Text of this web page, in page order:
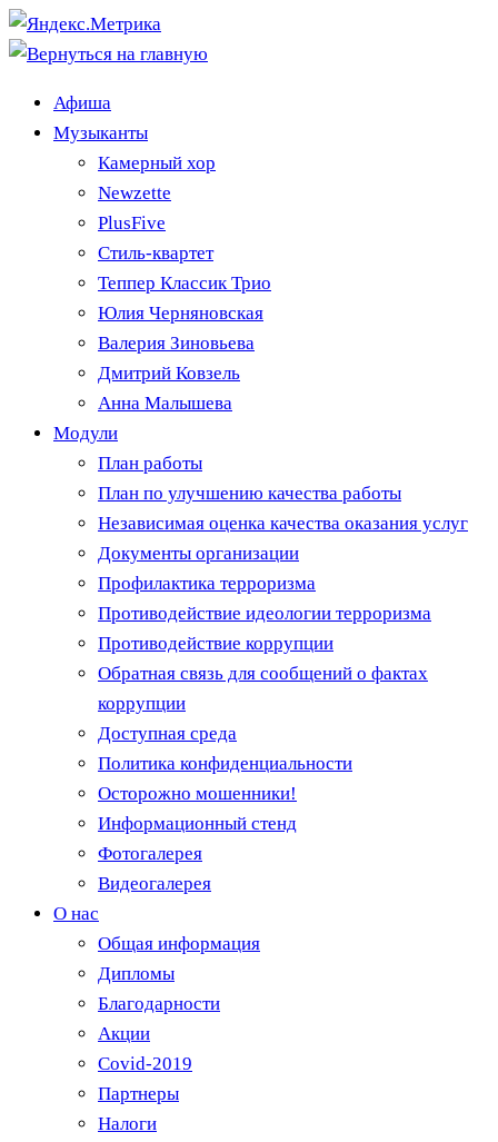
Афиша
Музыканты
Камерный хор
Newzette
PlusFive
Стиль-квартет
Теппер Классик Трио
Юлия Черняновская
Валерия Зиновьева
Дмитрий Ковзель
Анна Малышева
Модули
План работы
План по улучшению качества работы
Независимая оценка качества оказания услуг
Документы организации
Профилактика терроризма
Противодействие идеологии терроризма
Противодействие коррупции
Обратная связь для сообщений о фактах
коррупции
Доступная среда
Политика конфиденциальности
Осторожно мошенники!
Информационный стенд
Фотогалерея
Видеогалерея
О нас
Общая информация
Дипломы
Благодарности
Акции
Covid-2019
Партнеры
Налоги